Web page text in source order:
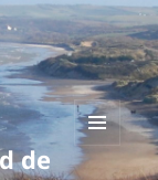
de
MENU